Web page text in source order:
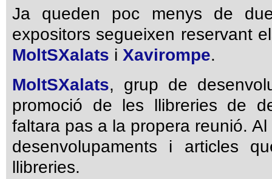
Ja queden poc menys de
expositors segueixen reservant
MoltSXalats i Xavirompe.
MoltSXalats, grup de
promoció de les llibreries de
faltara pas a la propera reunió.
desenvolupaments i articles
llibreries.